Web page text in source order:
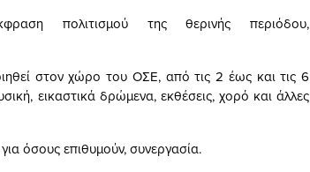
πολιτισμού της θερινής περιόδου,
στον χώρο του ΟΣΕ, από τις 2 έως και τις 6
εικαστικά δρώμενα, εκθέσεις, χορό και άλλες
όσους επιθυμούν, συνεργασία.